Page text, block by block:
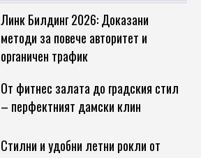
Линк Билдинг 2026: Доказани
методи за повече авторитет и
органичен трафик
От фитнес залата до градския стил
– перфектният дамски клин
Стилни и удобни летни рокли от